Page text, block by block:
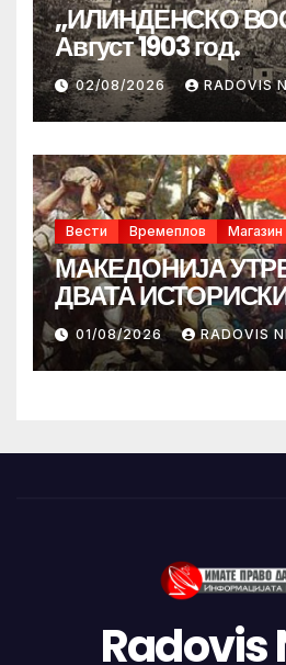
„ИЛИНДЕНСКО
Август 1903 год.
02/08/2026 RADOVIS
Вести Времеплов Магазин
МАКЕДОНИЈА
ДВАТА
ИЛИНДЕНА!
01/08/2026 RADOVIS
Radovis